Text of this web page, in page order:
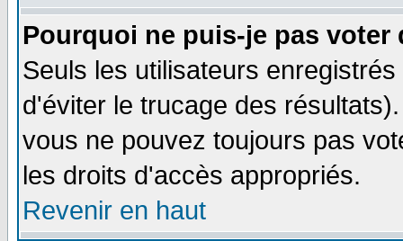
Pourquoi ne puis-je pas voter
Seuls les utilisateurs
d'éviter le trucage des
vous ne pouvez toujours pas
les droits d'accès appropriés.
Revenir en haut